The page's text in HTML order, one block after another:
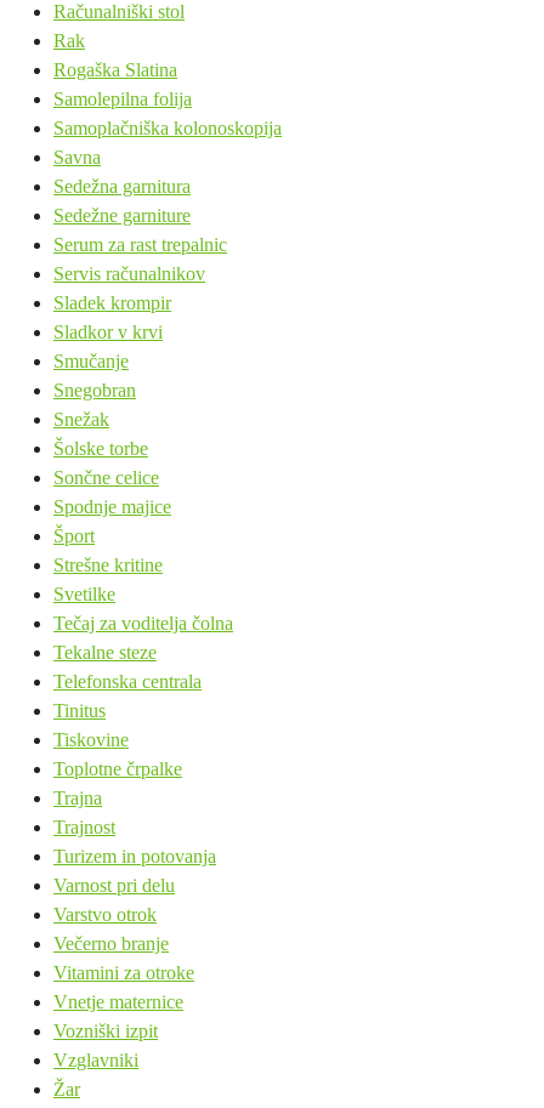
Računalniški stol
Rak
Rogaška Slatina
Samolepilna folija
Samoplačniška kolonoskopija
Savna
Sedežna garnitura
Sedežne garniture
Serum za rast trepalnic
Servis računalnikov
Sladek krompir
Sladkor v krvi
Smučanje
Snegobran
Snežak
Šolske torbe
Sončne celice
Spodnje majice
Šport
Strešne kritine
Svetilke
Tečaj za voditelja čolna
Tekalne steze
Telefonska centrala
Tinitus
Tiskovine
Toplotne črpalke
Trajna
Trajnost
Turizem in potovanja
Varnost pri delu
Varstvo otrok
Večerno branje
Vitamini za otroke
Vnetje maternice
Vozniški izpit
Vzglavniki
Žar